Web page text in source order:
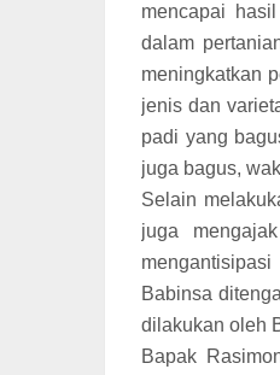
mencapai
dalam
meningkatkan
jenis dan
padi yang
juga bagus,
Selain
juga
Babinsa
dilakukan oleh
Bapak